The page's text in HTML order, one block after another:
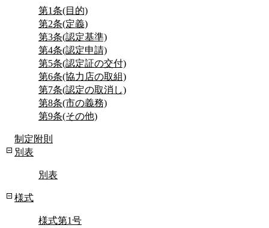
第1条(目的)
第2条(定義)
第3条(認定基準)
第4条(認定申請)
第5条(認定証の交付)
第6条(協力店の取組)
第7条(認定の取消し)
第8条(市の義務)
第9条(その他)
制定附則
別表
別表
様式
様式第1号